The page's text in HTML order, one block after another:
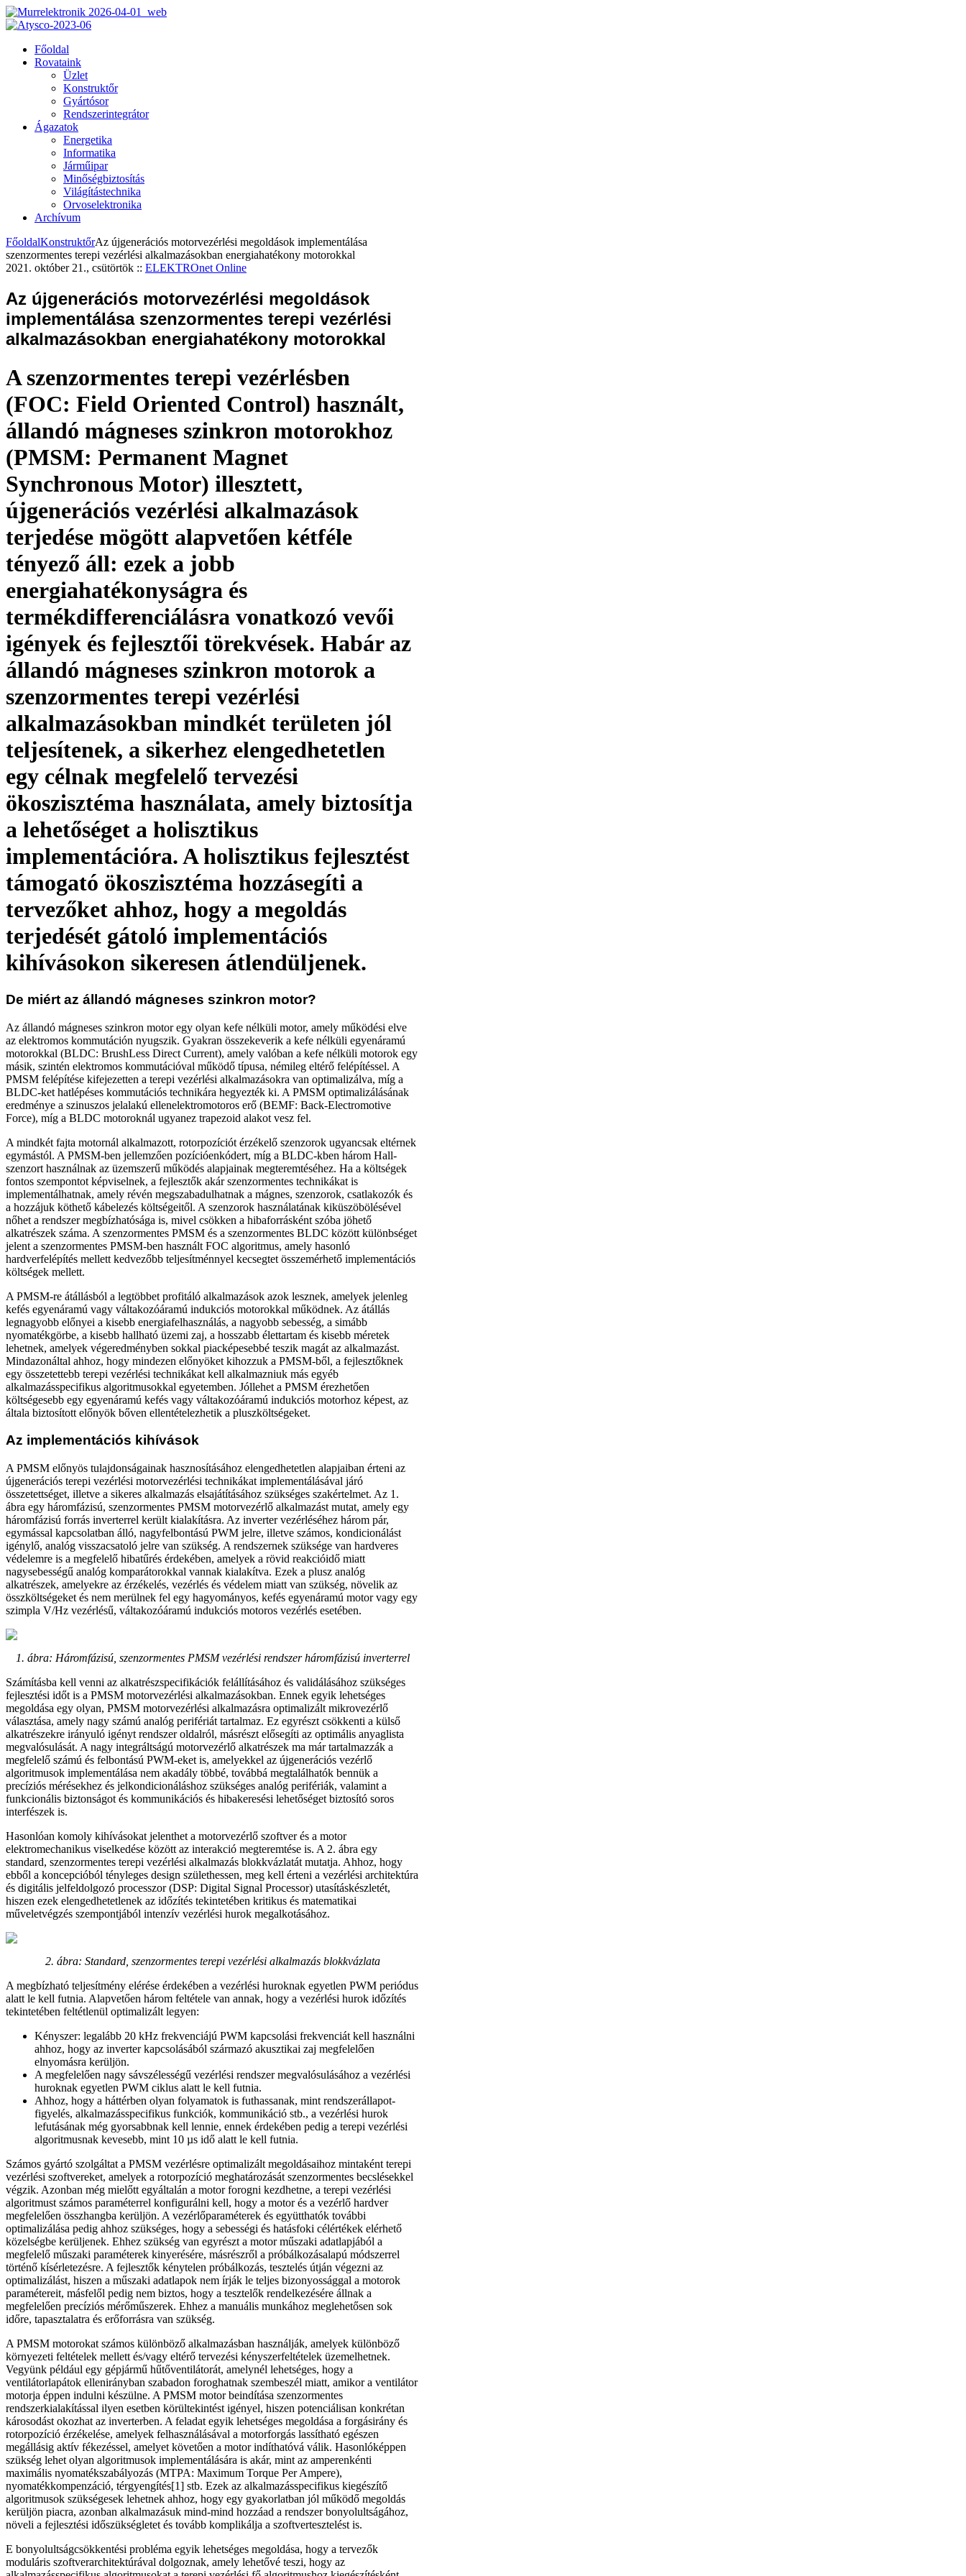
Főoldal
Rovataink
Üzlet
Konstruktőr
Gyártósor
Rendszerintegrátor
Ágazatok
Energetika
Informatika
Járműipar
Minőségbiztosítás
Világítástechnika
Orvoselektronika
Archívum
FőoldalKonstruktőrAz újgenerációs motorvezérlési megoldások implementálása
szenzormentes terepi vezérlési alkalmazásokban energiahatékony motorokkal
2021. október 21., csütörtök :: ELEKTROnet Online
Az újgenerációs motorvezérlési megoldások
implementálása szenzormentes terepi vezérlési
alkalmazásokban energiahatékony motorokkal
A szenzormentes terepi vezérlésben
(FOC: Field Oriented Control) használt,
állandó mágneses szinkron motorokhoz
(PMSM: Permanent Magnet
Synchronous Motor) illesztett,
újgenerációs vezérlési alkalmazások
terjedése mögött alapvetően kétféle
tényező áll: ezek a jobb
energiahatékonyságra és
termékdifferenciálásra vonatkozó vevői
igények és fejlesztői törekvések. Habár az
állandó mágneses szinkron motorok a
szenzormentes terepi vezérlési
alkalmazásokban mindkét területen jól
teljesítenek, a sikerhez elengedhetetlen
egy célnak megfelelő tervezési
ökoszisztéma használata, amely biztosítja
a lehetőséget a holisztikus
implementációra. A holisztikus fejlesztést
támogató ökoszisztéma hozzásegíti a
tervezőket ahhoz, hogy a megoldás
terjedését gátoló implementációs
kihívásokon sikeresen átlendüljenek.
De miért az állandó mágneses szinkron motor?
Az állandó mágneses szinkron motor egy olyan kefe nélküli motor, amely működési elve
az elektromos kommutáción nyugszik. Gyakran összekeverik a kefe nélküli egyenáramú
motorokkal (BLDC: BrushLess Direct Current), amely valóban a kefe nélküli motorok egy
másik, szintén elektromos kommutációval működő típusa, némileg eltérő felépítéssel. A
PMSM felépítése kifejezetten a terepi vezérlési alkalmazásokra van optimalizálva, míg a
BLDC-ket hatlépéses kommutációs technikára hegyezték ki. A PMSM optimalizálásának
eredménye a szinuszos jelalakú ellenelektromotoros erő (BEMF: Back-Electromotive
Force), míg a BLDC motoroknál ugyanez trapezoid alakot vesz fel.
A mindkét fajta motornál alkalmazott, rotorpozíciót érzékelő szenzorok ugyancsak eltérnek
egymástól. A PMSM-ben jellemzően pozícióenkódert, míg a BLDC-kben három Hall-
szenzort használnak az üzemszerű működés alapjainak megteremtéséhez. Ha a költségek
fontos szempontot képviselnek, a fejlesztők akár szenzormentes technikákat is
implementálhatnak, amely révén megszabadulhatnak a mágnes, szenzorok, csatlakozók és
a hozzájuk köthető kábelezés költségeitől. A szenzorok használatának kiküszöbölésével
nőhet a rendszer megbízhatósága is, mivel csökken a hibaforrásként szóba jöhető
alkatrészek száma. A szenzormentes PMSM és a szenzormentes BLDC között különbséget
jelent a szenzormentes PMSM-ben használt FOC algoritmus, amely hasonló
hardverfelépítés mellett kedvezőbb teljesítménnyel kecsegtet összemérhető implementációs
költségek mellett.
A PMSM-re átállásból a legtöbbet profitáló alkalmazások azok lesznek, amelyek jelenleg
kefés egyenáramú vagy váltakozóáramú indukciós motorokkal működnek. Az átállás
legnagyobb előnyei a kisebb energiafelhasználás, a nagyobb sebesség, a simább
nyomatékgörbe, a kisebb hallható üzemi zaj, a hosszabb élettartam és kisebb méretek
lehetnek, amelyek végeredményben sokkal piacképesebbé teszik magát az alkalmazást.
Mindazonáltal ahhoz, hogy mindezen előnyöket kihozzuk a PMSM-ből, a fejlesztőknek
egy összetettebb terepi vezérlési technikákat kell alkalmazniuk más egyéb
alkalmazásspecifikus algoritmusokkal egyetemben. Jóllehet a PMSM érezhetően
költségesebb egy egyenáramú kefés vagy váltakozóáramú indukciós motorhoz képest, az
általa biztosított előnyök bőven ellentételezhetik a pluszköltségeket.
Az implementációs kihívások
A PMSM előnyös tulajdonságainak hasznosításához elengedhetetlen alapjaiban érteni az
újgenerációs terepi vezérlési motorvezérlési technikákat implementálásával járó
összetettséget, illetve a sikeres alkalmazás elsajátításához szükséges szakértelmet. Az 1.
ábra egy háromfázisú, szenzormentes PMSM motorvezérlő alkalmazást mutat, amely egy
háromfázisú forrás inverterrel került kialakításra. Az inverter vezérléséhez három pár,
egymással kapcsolatban álló, nagyfelbontású PWM jelre, illetve számos, kondicionálást
igénylő, analóg visszacsatoló jelre van szükség. A rendszernek szüksége van hardveres
védelemre is a megfelelő hibatűrés érdekében, amelyek a rövid reakcióidő miatt
nagysebességű analóg komparátorokkal vannak kialakítva. Ezek a plusz analóg
alkatrészek, amelyekre az érzékelés, vezérlés és védelem miatt van szükség, növelik az
összköltségeket és nem merülnek fel egy hagyományos, kefés egyenáramú motor vagy egy
szimpla V/Hz vezérlésű, váltakozóáramú indukciós motoros vezérlés esetében.
1. ábra: Háromfázisú, szenzormentes PMSM vezérlési rendszer háromfázisú inverterrel
Számításba kell venni az alkatrészspecifikációk felállításához és validálásához szükséges
fejlesztési időt is a PMSM motorvezérlési alkalmazásokban. Ennek egyik lehetséges
megoldása egy olyan, PMSM motorvezérlési alkalmazásra optimalizált mikrovezérlő
választása, amely nagy számú analóg perifériát tartalmaz. Ez egyrészt csökkenti a külső
alkatrészekre irányuló igényt rendszer oldalról, másrészt elősegíti az optimális anyaglista
megvalósulását. A nagy integráltságú motorvezérlő alkatrészek ma már tartalmazzák a
megfelelő számú és felbontású PWM-eket is, amelyekkel az újgenerációs vezérlő
algoritmusok implementálása nem akadály többé, továbbá megtalálhatók bennük a
precíziós mérésekhez és jelkondicionáláshoz szükséges analóg perifériák, valamint a
funkcionális biztonságot és kommunikációs és hibakeresési lehetőséget biztosító soros
interfészek is.
Hasonlóan komoly kihívásokat jelenthet a motorvezérlő szoftver és a motor
elektromechanikus viselkedése között az interakció megteremtése is. A 2. ábra egy
standard, szenzormentes terepi vezérlési alkalmazás blokkvázlatát mutatja. Ahhoz, hogy
ebből a koncepcióból tényleges design születhessen, meg kell érteni a vezérlési architektúra
és digitális jelfeldolgozó processzor (DSP: Digital Signal Processor) utasításkészletét,
hiszen ezek elengedhetetlenek az időzítés tekintetében kritikus és matematikai
műveletvégzés szempontjából intenzív vezérlési hurok megalkotásához.
2. ábra: Standard, szenzormentes terepi vezérlési alkalmazás blokkvázlata
A megbízható teljesítmény elérése érdekében a vezérlési huroknak egyetlen PWM periódus
alatt le kell futnia. Alapvetően három feltétele van annak, hogy a vezérlési hurok időzítés
tekintetében feltétlenül optimalizált legyen:
Kényszer: legalább 20 kHz frekvenciájú PWM kapcsolási frekvenciát kell használni
ahhoz, hogy az inverter kapcsolásából származó akusztikai zaj megfelelően
elnyomásra kerüljön.
A megfelelően nagy sávszélességű vezérlési rendszer megvalósulásához a vezérlési
huroknak egyetlen PWM ciklus alatt le kell futnia.
Ahhoz, hogy a háttérben olyan folyamatok is futhassanak, mint rendszerállapot-
figyelés, alkalmazásspecifikus funkciók, kommunikáció stb., a vezérlési hurok
lefutásának még gyorsabbnak kell lennie, ennek érdekében pedig a terepi vezérlési
algoritmusnak kevesebb, mint 10 µs idő alatt le kell futnia.
Számos gyártó szolgáltat a PMSM vezérlésre optimalizált megoldásaihoz mintaként terepi
vezérlési szoftvereket, amelyek a rotorpozíció meghatározását szenzormentes becslésekkel
végzik. Azonban még mielőtt egyáltalán a motor forogni kezdhetne, a terepi vezérlési
algoritmust számos paraméterrel konfigurálni kell, hogy a motor és a vezérlő hardver
megfelelően összhangba kerüljön. A vezérlőparaméterek és együtthatók további
optimalizálása pedig ahhoz szükséges, hogy a sebességi és hatásfoki célértékek elérhető
közelségbe kerüljenek. Ehhez szükség van egyrészt a motor műszaki adatlapjából a
megfelelő műszaki paraméterek kinyerésére, másrészről a próbálkozásalapú módszerrel
történő kísérletezésre. A fejlesztők kénytelen próbálkozás, tesztelés útján végezni az
optimalizálást, hiszen a műszaki adatlapok nem írják le teljes bizonyossággal a motorok
paramétereit, másfelől pedig nem biztos, hogy a tesztelők rendelkezésére állnak a
megfelelően precíziós mérőműszerek. Ehhez a manuális munkához meglehetősen sok
időre, tapasztalatra és erőforrásra van szükség.
A PMSM motorokat számos különböző alkalmazásban használják, amelyek különböző
környezeti feltételek mellett és/vagy eltérő tervezési kényszerfeltételek üzemelhetnek.
Vegyünk például egy gépjármű hűtőventilátorát, amelynél lehetséges, hogy a
ventilátorlapátok ellenirányban szabadon foroghatnak szembeszél miatt, amikor a ventilátor
motorja éppen indulni készülne. A PMSM motor beindítása szenzormentes
rendszerkialakítással ilyen esetben körültekintést igényel, hiszen potenciálisan konkrétan
károsodást okozhat az inverterben. A feladat egyik lehetséges megoldása a forgásirány és
rotorpozíció érzékelése, amelyek felhasználásával a motorforgás lassítható egészen
megállásig aktív fékezéssel, amelyet követően a motor indíthatóvá válik. Hasonlóképpen
szükség lehet olyan algoritmusok implementálására is akár, mint az amperenkénti
maximális nyomatékszabályozás (MTPA: Maximum Torque Per Ampere),
nyomatékkompenzáció, térgyengítés[1] stb. Ezek az alkalmazásspecifikus kiegészítő
algoritmusok szükségesek lehetnek ahhoz, hogy egy gyakorlatban jól működő megoldás
kerüljön piacra, azonban alkalmazásuk mind-mind hozzáad a rendszer bonyolultságához,
növeli a fejlesztési időszükségletet és tovább komplikálja a szoftvertesztelést is.
E bonyolultságcsökkentési probléma egyik lehetséges megoldása, hogy a tervezők
moduláris szoftverarchitektúrával dolgoznak, amely lehetővé teszi, hogy az